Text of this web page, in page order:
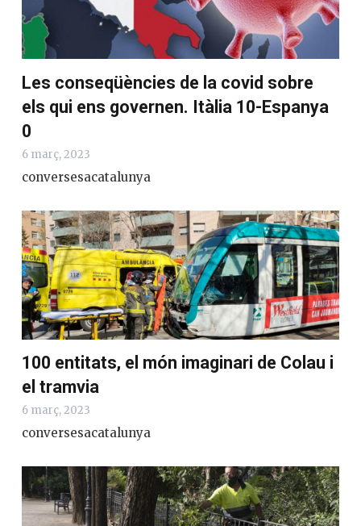
Les conseqüències de la covid sobre
els qui ens governen. Itàlia 10-Espanya
0
6 març, 2023
conversesacatalunya
100 entitats, el món imaginari de Colau i
el tramvia
6 març, 2023
conversesacatalunya